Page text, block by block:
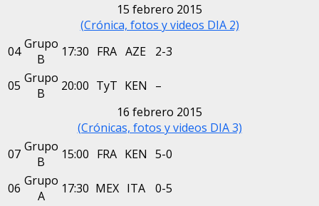
15 febrero 2015
(Crónica, fotos y videos DIA 2)
04 Grupo
B
17:30 FRA AZE 2-3
05 Grupo
B
20:00 TyT KEN
–
16 febrero 2015
(Crónicas, fotos y videos DIA 3)
07 Grupo
B
15:00 FRA KEN 5-0
06 Grupo
A
17:30 MEX ITA 0-5